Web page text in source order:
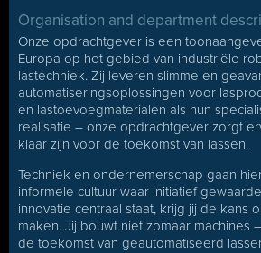
Organisation and department
Onze opdrachtgever is een
Europa op het gebied van industriële
lastechniek. Zij leveren slimme en
automatiseringsoplossingen voor
en lastoevoegmaterialen als hun
realisatie – onze opdrachtgever zorgt
klaar zijn voor de toekomst van lassen.
Techniek en ondernemerschap gaan
informele cultuur waar initiatief
innovatie centraal staat, krijg jij de kans
maken. Jij bouwt niet zomaar machines
de toekomst van geautomatiseerd